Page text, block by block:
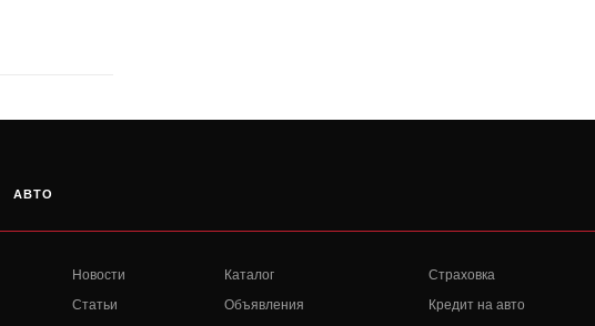
АВТО
Новости
Статьи
Каталог
Объявления
Страховка
Кредит на авто